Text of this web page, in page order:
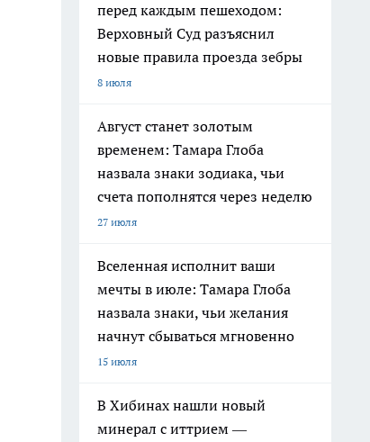
перед каждым пешеходом:
Верховный Суд разъяснил
новые правила проезда зебры
8 июля
Август станет золотым
временем: Тамара Глоба
назвала знаки зодиака, чьи
счета пополнятся через неделю
27 июля
Вселенная исполнит ваши
мечты в июле: Тамара Глоба
назвала знаки, чьи желания
начнут сбываться мгновенно
15 июля
В Хибинах нашли новый
минерал с иттрием —